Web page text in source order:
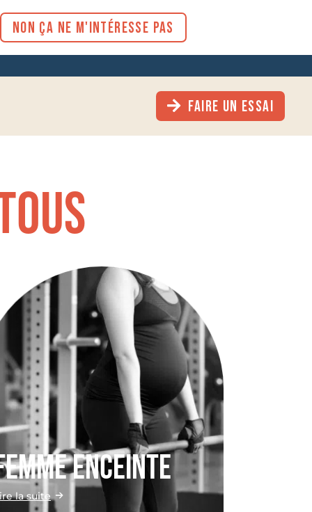
NON ÇA NE M'INTÉRESSE PAS
FAIRE UN ESSAI
enceinte
la suite